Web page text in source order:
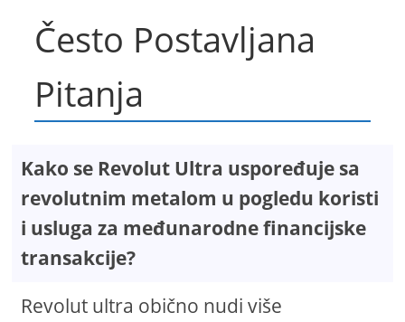
Često Postavljana
Pitanja
Kako se Revolut Ultra uspoređuje sa
revolutnim metalom u pogledu koristi
i usluga za međunarodne financijske
transakcije?
Revolut ultra obično nudi više